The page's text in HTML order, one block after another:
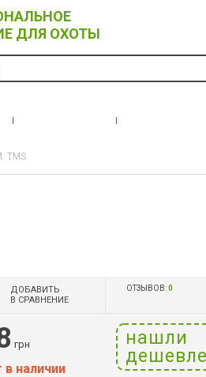
ДЛЯ ОХОТЫ
TMS
ДОБАВИТЬ
В СРАВНЕНИЕ
ОТЗЫВОВ:0
грн
нашли
дешевле
в наличии